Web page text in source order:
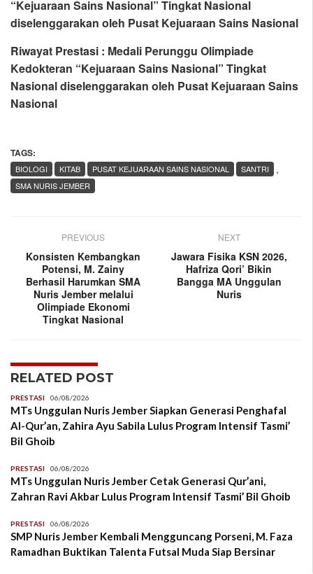
“Kejuaraan Sains Nasional” Tingkat Nasional
diselenggarakan oleh Pusat Kejuaraan Sains Nasional
Riwayat Prestasi : Medali Perunggu Olimpiade
Kedokteran “Kejuaraan Sains Nasional” Tingkat
Nasional diselenggarakan oleh Pusat Kejuaraan Sains
Nasional
TAGS:
,
BIOLOGI KITAB PUSAT KEJUARAAN SAINS NASIONAL
SANTRI
SMA NURIS JEMBER
PREVIOUS
Konsisten Kembangkan
Potensi, M. Zainy
Berhasil Harumkan SMA
Nuris Jember melalui
Olimpiade Ekonomi
Tingkat Nasional
NEXT
Jawara Fisika KSN 2026,
Hafriza Qori’ Bikin
Bangga MA Unggulan
Nuris
RELATED POST
PRESTASI 06/08/2026
MTs Unggulan Nuris Jember Siapkan Generasi Penghafal
Al-Qur’an, Zahira Ayu Sabila Lulus Program Intensif Tasmi’
Bil Ghoib
PRESTASI 06/08/2026
MTs Unggulan Nuris Jember Cetak Generasi Qur’ani,
Zahran Ravi Akbar Lulus Program Intensif Tasmi’ Bil Ghoib
PRESTASI 06/08/2026
SMP Nuris Jember Kembali Mengguncang Porseni, M. Faza
Ramadhan Buktikan Talenta Futsal Muda Siap Bersinar